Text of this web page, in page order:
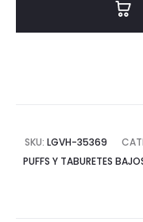
SKU: LGVH-35369
PUFFS Y TABURETES